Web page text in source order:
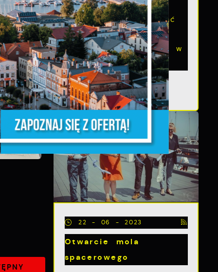
W 2024 roku Gmina
Miasta Puck realizować
będzie zadanie pn.
Rozbudowa skateparku w
Pucku. Procedury...
22 - 06 - 2023
Otwarcie mola
spacerowego